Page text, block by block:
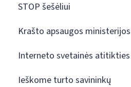
STOP šešėliui
Krašto apsaugos
Interneto svetainės atitikties
Ieškome turto savininkų